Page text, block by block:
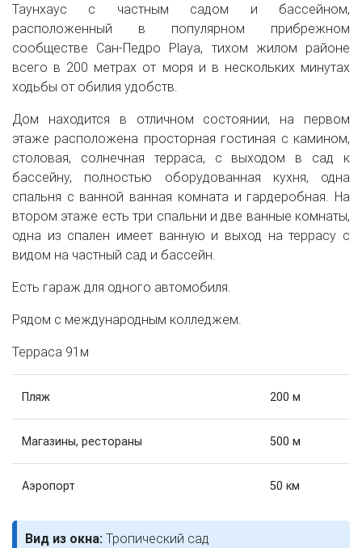
Таунхаус с частным садом и бассейном,
расположенный в популярном прибрежном
сообществе Сан-Педро Playa, тихом жилом районе
всего в 200 метрах от моря и в нескольких минутах
ходьбы от обилия удобств.
Дом находится в отличном состоянии, на первом
этаже расположена просторная гостиная с камином,
столовая, солнечная терраса, с выходом в сад к
бассейну, полностью оборудованная кухня, одна
спальня с ванной ванная комната и гардеробная. На
втором этаже есть три спальни и две ванные комнаты,
одна из спален имеет ванную и выход на террасу с
видом на частный сад и бассейн.
Есть гараж для одного автомобиля.
Рядом с международным колледжем.
Терраса 91м
Пляж 200 м
Магазины, рестораны 500 м
Аэропорт 50 км
Вид из окна: Тропический сад